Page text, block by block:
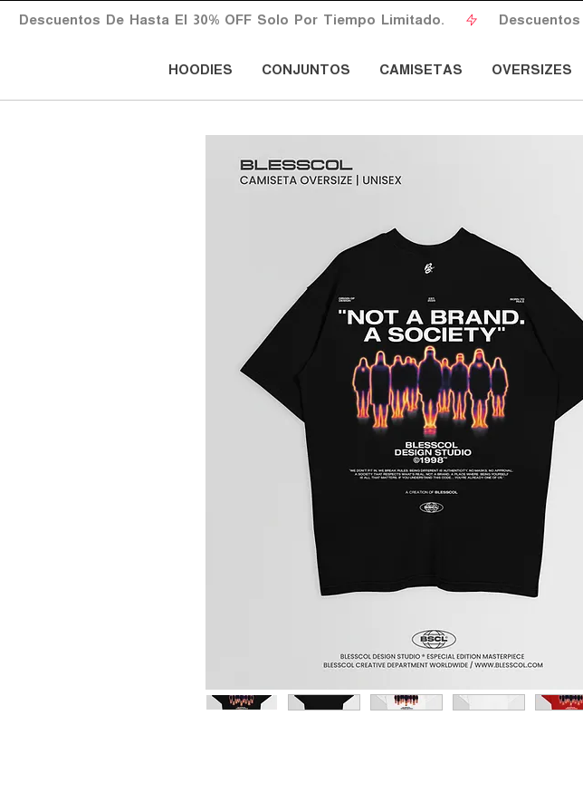
       Descuentos  De  Hasta  El  30%  OFF  Solo  Por  Tiempo  Limitado.
HOODIES CONJUNTOS CAMISETAS OVERSIZES